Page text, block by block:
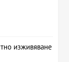
изживяване